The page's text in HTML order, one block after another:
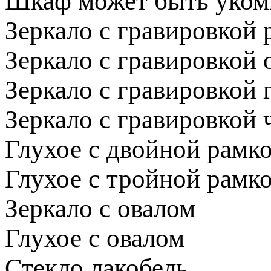
Зеркало с гравировкой
Зеркало с гравировкой
Зеркало с гравировкой
Зеркало с гравировкой
Глухое с двойной
Глухое с тройной
Зеркало с овалом
Глухое с овалом